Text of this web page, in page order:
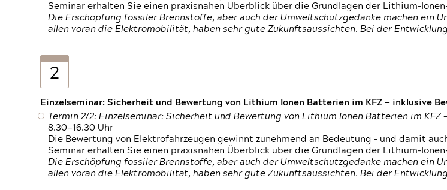
Seminar erhalten Sie einen praxisnahen Überblick über die Grundlagen der Lithium-
Die Erschöpfung fossiler Brennstoffe, aber auch der Umweltschutzgedanke machen
allen voran die Elektromobilität, haben sehr gute Zukunftsaussichten. Bei der
2
Einzelseminar: Sicherheit und Bewertung von Lithium Ionen Batterien im KFZ — inklusive
Termin 2/2: Einzelseminar: Sicherheit und Bewertung von Lithium Ionen Batterien im KFZ
8.30—16.30 Uhr
Die Bewertung von Elektrofahrzeugen gewinnt zunehmend an Bedeutung – und damit
Seminar erhalten Sie einen praxisnahen Überblick über die Grundlagen der Lithium-
Die Erschöpfung fossiler Brennstoffe, aber auch der Umweltschutzgedanke machen
allen voran die Elektromobilität, haben sehr gute Zukunftsaussichten. Bei der